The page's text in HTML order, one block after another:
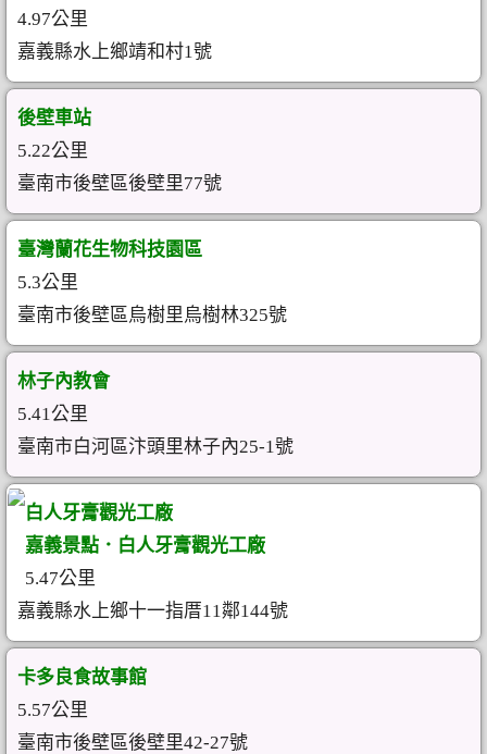
4.97公里
嘉義縣水上鄉靖和村1號
後壁車站
5.22公里
臺南市後壁區後壁里77號
臺灣蘭花生物科技園區
5.3公里
臺南市後壁區烏樹里烏樹林325號
林子內教會
5.41公里
臺南市白河區汴頭里林子內25-1號
白人牙膏觀光工廠
嘉義景點．白人牙膏觀光工廠
5.47公里
嘉義縣水上鄉十一指厝11鄰144號
卡多良食故事館
5.57公里
臺南市後壁區後壁里42-27號